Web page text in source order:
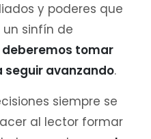
y poderes que
sinfín de
deberemos tomar
avanzando.
siempre se
al lector formar